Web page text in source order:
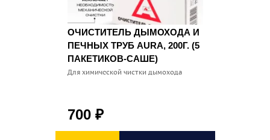
ОЧИСТИТЕЛЬ ДЫМОХОДА И
ПЕЧНЫХ ТРУБ AURA, 200Г. (5
ПАКЕТИКОВ-САШЕ)
Для химической чистки дымохода
700 ₽